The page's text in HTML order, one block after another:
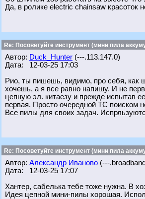
Да, в ролике electric chainsaw красоток
Re: Посоветуйте инструмент (мини пила
Автор: Duck_Hunter (---.113.147.0)
Дата: 12-03-25 17:03
Рио, ты пишешь, видимо, про себя, как
хочешь, а я все равно напишу. И не
цепную эл. китаезу и прежде испытав
первая. Просто очередной ТС поиском
Все пилы для своих задач.
Re: Посоветуйте инструмент (мини пила
Автор: Александр Иваново (---
Дата: 12-03-25 17:07
Хантер, сабелька тебе тоже нужна. В
Идея цепной мини-пилы хорошая.